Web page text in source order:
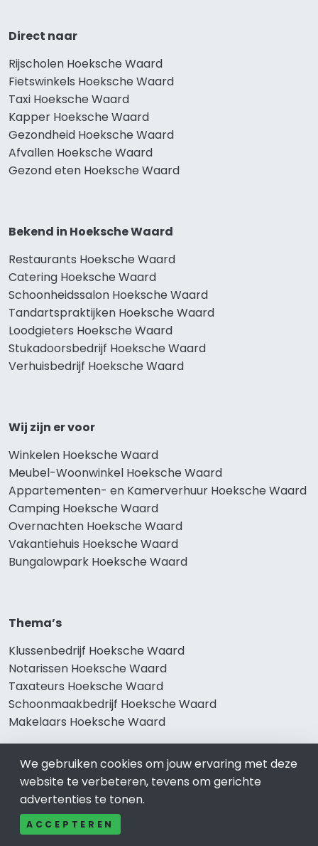
Direct naar
Rijscholen Hoeksche Waard
Fietswinkels Hoeksche Waard
Taxi Hoeksche Waard
Kapper Hoeksche Waard
Gezondheid Hoeksche Waard
Afvallen Hoeksche Waard
Gezond eten Hoeksche Waard
Bekend in Hoeksche Waard
Restaurants Hoeksche Waard
Catering Hoeksche Waard
Schoonheidssalon Hoeksche Waard
Tandartspraktijken Hoeksche Waard
Loodgieters Hoeksche Waard
Stukadoorsbedrijf Hoeksche Waard
Verhuisbedrijf Hoeksche Waard
Wij zijn er voor
Winkelen Hoeksche Waard
Meubel-Woonwinkel Hoeksche Waard
Appartementen- en Kamerverhuur Hoeksche Waard
Camping Hoeksche Waard
Overnachten Hoeksche Waard
Vakantiehuis Hoeksche Waard
Bungalowpark Hoeksche Waard
Thema’s
Klussenbedrijf Hoeksche Waard
Notarissen Hoeksche Waard
Taxateurs Hoeksche Waard
Schoonmaakbedrijf Hoeksche Waard
Makelaars Hoeksche Waard
Onze producten
Keuken Hoeksche Waard
Vca Hoeksche Waard
We gebruiken cookies om jouw ervaring met deze
website te verbeteren, tevens om gerichte
advertenties te tonen.
ACCEPTEREN